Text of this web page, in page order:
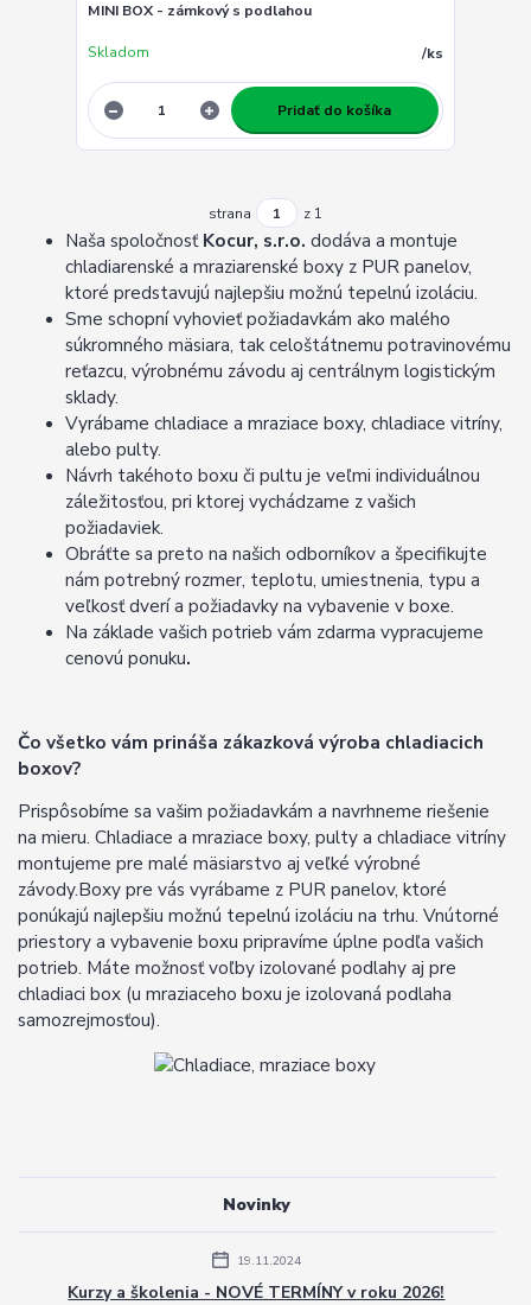
MINI BOX - zámkový s podlahou
/ks
Skladom
Pridať do košíka
strana z 1
Naša spoločnosťKocur, s.r.o. dodáva a montuje
chladiarenské a mraziarenské boxy z PUR panelov,
ktoré predstavujú najlepšiu možnú tepelnú izoláciu.
Sme schopní vyhovieť požiadavkám ako malého
súkromného mäsiara, tak celoštátnemu potravinovému
reťazcu, výrobnému závodu aj centrálnym logistickým
sklady.
Vyrábame chladiace a mraziace boxy, chladiace vitríny,
alebo pulty.
Návrh takéhoto boxu či pultu je veľmi individuálnou
záležitosťou, pri ktorej vychádzame z vašich
požiadaviek.
Obráťte sa preto na našich odborníkov a špecifikujte
nám potrebný rozmer, teplotu, umiestnenia, typu a
veľkosť dverí a požiadavky na vybavenie v boxe.
Na základe vašich potrieb vám zdarma vypracujeme
cenovú ponuku.
Čo všetko vám prináša zákazková výroba chladiacich
boxov?
Prispôsobíme sa vašim požiadavkám a navrhneme riešenie
na mieru. Chladiace a mraziace boxy, pulty a chladiace vitríny
montujeme pre malé mäsiarstvo aj veľké výrobné
závody.Boxy pre vás vyrábame z PUR panelov, ktoré
ponúkajú najlepšiu možnú tepelnú izoláciu na trhu. Vnútorné
priestory a vybavenie boxu pripravíme úplne podľa vašich
potrieb. Máte možnosť voľby izolované podlahy aj pre
chladiaci box (u mraziaceho boxu je izolovaná podlaha
samozrejmosťou).
Novinky
19.11.2024
Kurzy a školenia - NOVÉ TERMÍNY v roku 2026!